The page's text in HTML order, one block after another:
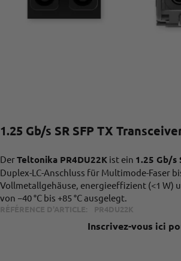
1.25 Gb/s SR SFP TX
DerTeltonika PR4DU22K ist ein 1.25 Gb/s
Duplex-LC-Anschluss für Multimode-Faser
Vollmetallgehäuse, energieeffizient (<1 W)
von −40 °C bis +85 °C ausgelegt.
RÉFÉRENCE D'ARTICLE: PR4DU22K
Inscrivez-vous ici